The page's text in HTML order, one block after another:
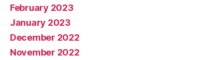
February 2023
January 2023
December 2022
November 2022